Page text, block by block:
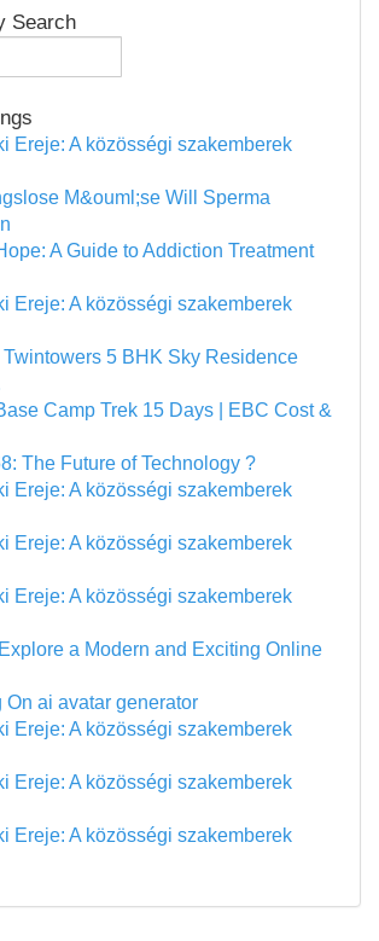
Search
Ereje: A közösségi szakemberek
M&ouml;se Will Sperma
A Guide to Addiction Treatment
Ereje: A közösségi szakemberek
Twintowers 5 BHK Sky Residence
Camp Trek 15 Days | EBC Cost &
The Future of Technology ?
Ereje: A közösségi szakemberek
Ereje: A közösségi szakemberek
Ereje: A közösségi szakemberek
a Modern and Exciting Online
On ai avatar generator
Ereje: A közösségi szakemberek
Ereje: A közösségi szakemberek
Ereje: A közösségi szakemberek